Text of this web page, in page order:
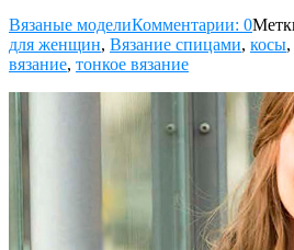
Вязаные моделиКомментарии: 0
для женщин, Вязание спицами, косы,
вязание, тонкое вязание